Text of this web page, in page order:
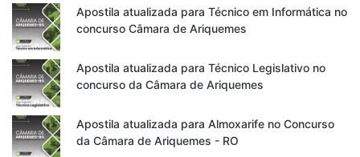
Apostila atualizada para Técnico em Informática no
concurso Câmara de Ariquemes
Apostila atualizada para Técnico Legislativo no
concurso da Câmara de Ariquemes
Apostila atualizada para Almoxarife no Concurso
da Câmara de Ariquemes - RO